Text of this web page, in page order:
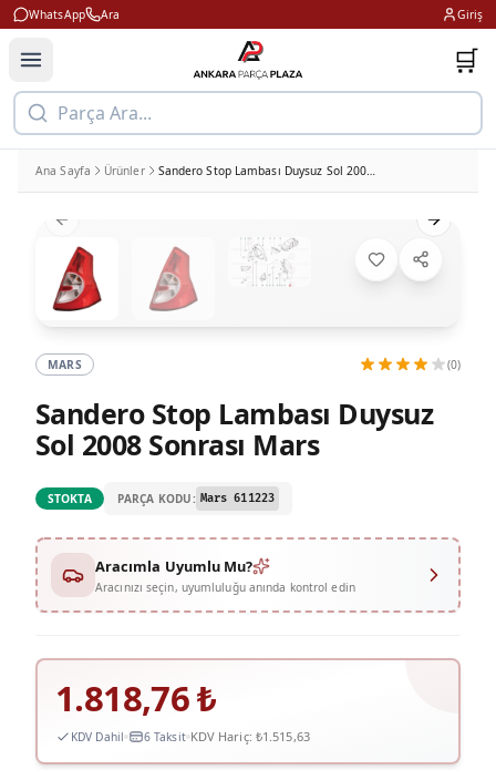
WhatsApp Ara Giriş
🛒
Parça Ara...
Ana Sayfa Ürünler Sandero Stop Lambası Duysuz Sol 2008 Sonrası Mars
Previous slide Next
MARS (0)
Sandero Stop Lambası Duysuz
Sol 2008 Sonrası Mars
STOKTA PARÇA KODU: Mars 611223
Aracımla Uyumlu Mu?
Aracınızı seçin, uyumluluğu anında kontrol edin
1.818,76₺
KDV Dahil 6 Taksit KDV Hariç: ₺1.515,63